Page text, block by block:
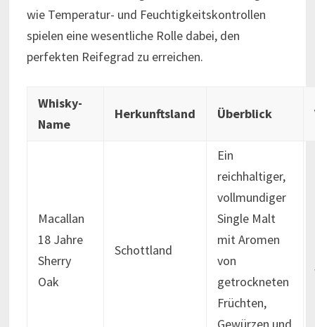
wie Temperatur- und Feuchtigkeitskontrollen
spielen eine wesentliche Rolle dabei, den
perfekten Reifegrad zu erreichen.
Whisky-
Name
Herkunftsland Überblick
Macallan
18 Jahre
Sherry
Oak
Schottland
Ein
reichhaltiger,
vollmundiger
Single Malt
mit Aromen
von
getrockneten
Früchten,